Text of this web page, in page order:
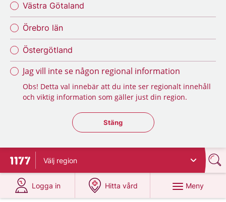
Västra Götaland
Örebro län
Östergötland
Jag vill inte se någon regional information
Obs! Detta val innebär att du inte ser regionalt innehåll
och viktig information som gäller just din region.
Stäng regionsväljaren
Stäng
Till startsidan för 1177
Välj region
Logga in
på 1177.se
Hitta vård
på 1177.se
Meny